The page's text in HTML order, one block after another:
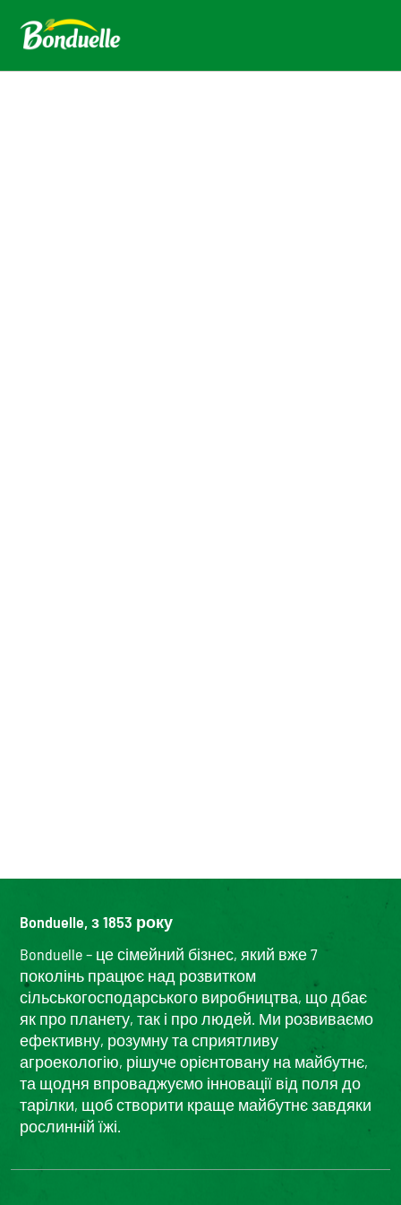
Bonduelle, з 1853 року
Bonduelle – це сімейний бізнес, який вже 7
поколінь працює над розвитком
сільськогосподарського виробництва, що дбає
як про планету, так і про людей. Ми розвиваємо
ефективну, розумну та сприятливу
агроекологію, рішуче орієнтовану на майбутнє,
та щодня впроваджуємо інновації від поля до
тарілки, щоб створити краще майбутнє завдяки
рослинній їжі.